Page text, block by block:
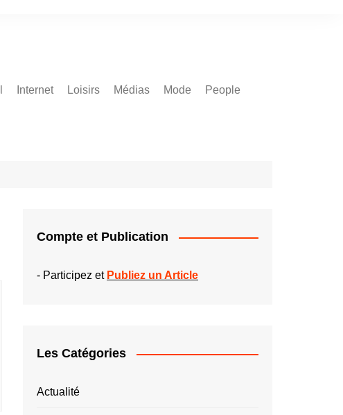
Internet Loisirs Médias Mode People
Compte et Publication
- Participez et Publiez un Article
Les Catégories
Actualité